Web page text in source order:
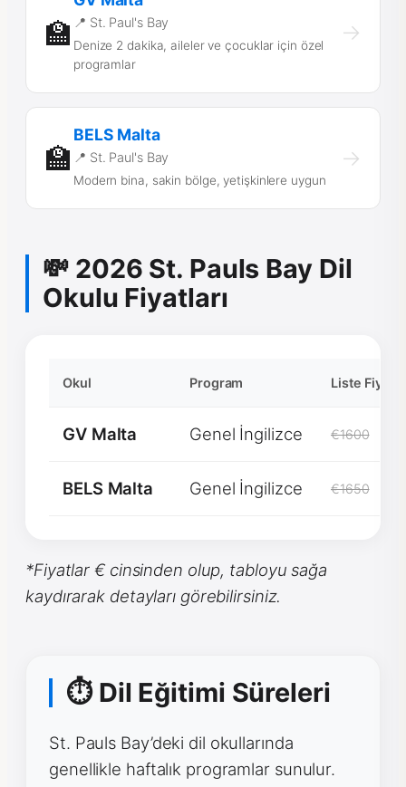
🏫 📍 St. Paul's Bay
Denize 2 dakika, aileler ve çocuklar için özel
programlar
→
🏫
BELS Malta
📍 St. Paul's Bay
Modern bina, sakin bölge, yetişkinlere uygun
→
💸 2026 St. Pauls Bay Dil
Okulu Fiyatları
Okul Program Liste Fiyatı
GV Malta Genel İngilizce €1600
BELS Malta Genel İngilizce €1650
*Fiyatlar € cinsinden olup, tabloyu sağa
kaydırarak detayları görebilirsiniz.
⏱ Dil Eğitimi Süreleri
St. Pauls Bay’deki dil okullarında
genellikle haftalık programlar sunulur.